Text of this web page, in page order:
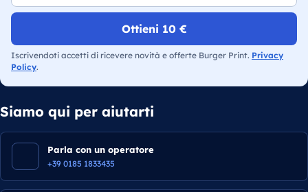
Ottieni 10 €
Iscrivendoti accetti di ricevere novità e offerte Burger Print. Privacy
Policy.
Siamo qui per aiutarti
Parla con un operatore
+39 0185 1833435